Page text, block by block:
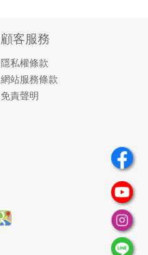
顧客服務
隱私權條款
網站服務條款
免責聲明